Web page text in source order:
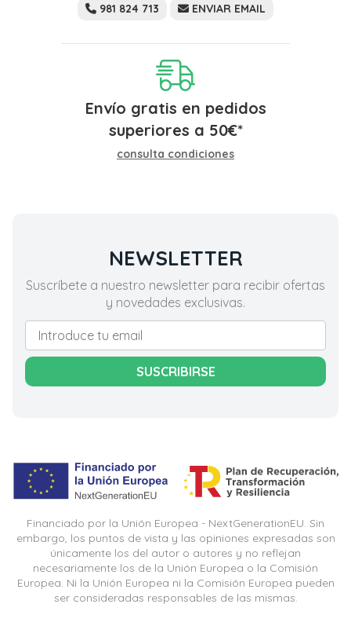
981 824 713 ENVIAR EMAIL
Envío gratis en pedidos
superiores a 50€*
consulta condiciones
NEWSLETTER
Suscríbete a nuestro newsletter para recibir ofertas
y novedades exclusivas.
SUSCRIBIRSE
Financiado por la Unión Europea - NextGenerationEU. Sin
embargo, los puntos de vista y las opiniones expresadas son
únicamente los del autor o autores y no reflejan
necesariamente los de la Unión Europea o la Comisión
Europea. Ni la Unión Europea ni la Comisión Europea pueden
ser consideradas responsables de las mismas.